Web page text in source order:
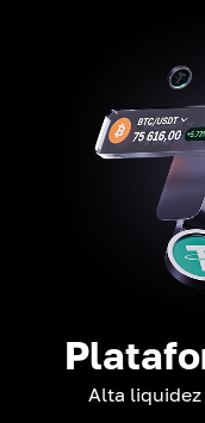
Alta liquidez